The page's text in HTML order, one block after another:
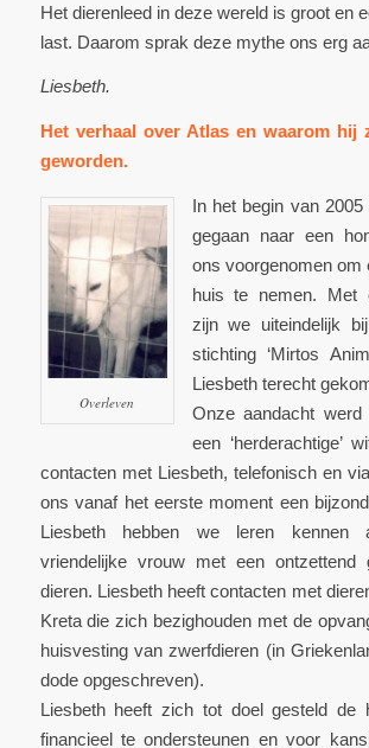
Het dierenleed in deze wereld is groot en
last. Daarom sprak deze mythe ons erg
Liesbeth.
Het verhaal over Atlas en waarom hij
geworden.
Overleven
In het begin van
gegaan naar een
ons voorgenomen om
huis te nemen. Met
zijn we uiteindelijk
stichting ‘Mirtos
Liesbeth terecht
Onze aandacht werd
een ‘herderachtige’
contacten met Liesbeth, telefonisch en
ons vanaf het eerste moment een
Liesbeth hebben we leren kennen
vriendelijke vrouw met een ontzettend
dieren. Liesbeth heeft contacten met
Kreta die zich bezighouden met de
huisvesting van zwerfdieren (in
dode opgeschreven).
Liesbeth heeft zich tot doel gesteld de
financieel te ondersteunen en voor